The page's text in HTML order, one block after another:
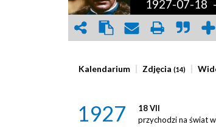
1927-07-18 -
Kalendarium Zdjęcia(14)
1927
18 VII
przychodzi na świat